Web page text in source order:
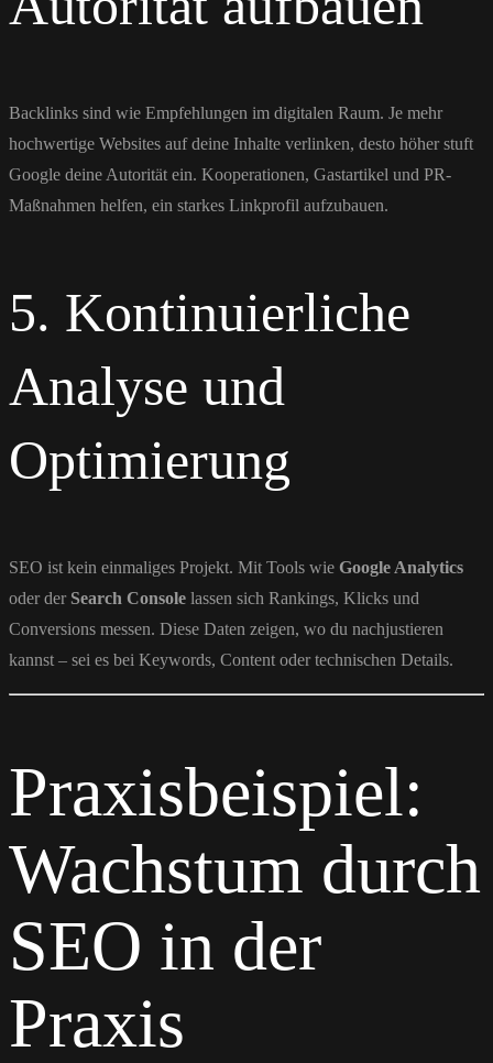
Backlinks sind wie Empfehlungen im digitalen Raum. Je mehr
hochwertige Websites auf deine Inhalte verlinken, desto höher stuft
Google deine Autorität ein. Kooperationen, Gastartikel und PR-
Maßnahmen helfen, ein starkes Linkprofil aufzubauen.
5. Kontinuierliche
Analyse und
Optimierung
SEO ist kein einmaliges Projekt. Mit Tools wie Google Analytics
oder der Search Console lassen sich Rankings, Klicks und
Conversions messen. Diese Daten zeigen, wo du nachjustieren
kannst – sei es bei Keywords, Content oder technischen Details.
Praxisbeispiel:
Wachstum durch
SEO in der
Praxis